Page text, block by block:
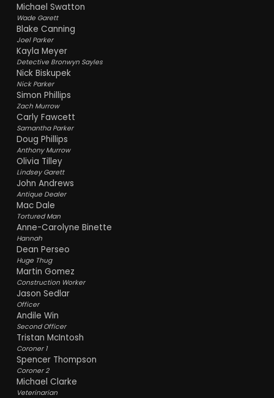
Michael Swatton
Wade Garett
Blake Canning
Joel Parker
Kayla Meyer
Detective Bronwyn Sayles
Nick Biskupek
Nick Parker
Simon Phillips
Zach Murrow
Carly Fawcett
Samantha Parker
Doug Phillips
Anthony Murrow
Olivia Tilley
Lindsey Garett
John Andrews
Antique Dealer
Mac Dale
Tortured Man
Anne-Carolyne Binette
Hannah
Dean Perseo
Huge Thug
Martin Gomez
Construction Worker
Jason Sedlar
Officer
Andile Win
Second Officer
Tristan McIntosh
Coroner 1
Spencer Thompson
Coroner 2
Michael Clarke
Veterinarian